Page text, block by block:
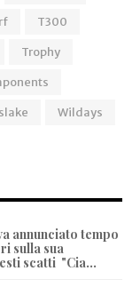
T300
Trophy
Wildays
annunciato tempo
sulla sua
scatti "Cia...